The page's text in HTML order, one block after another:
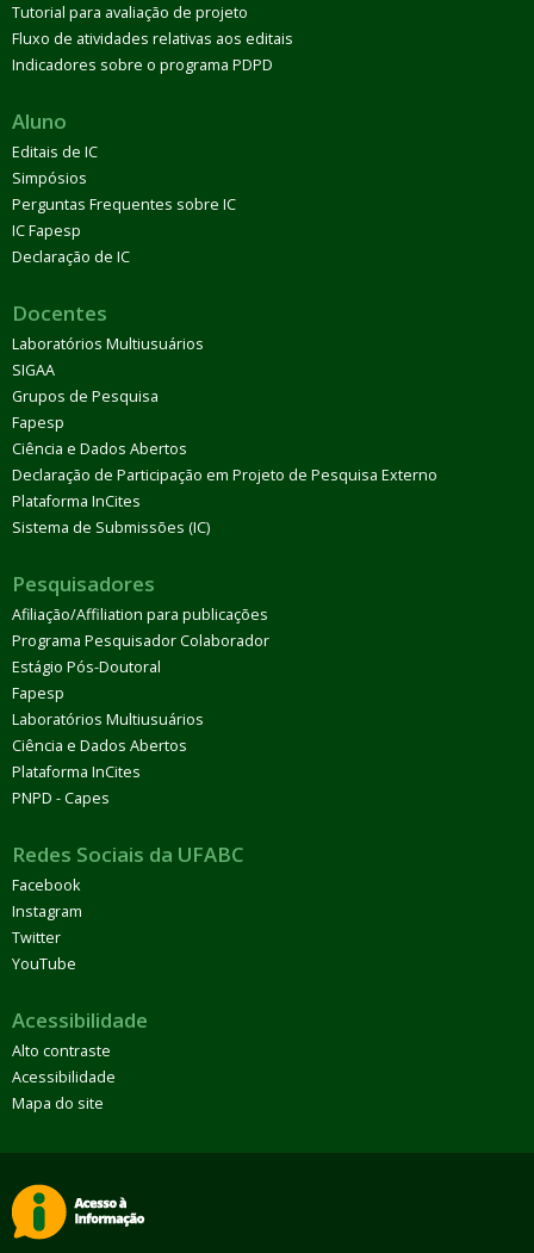
Tutorial para avaliação de projeto
Fluxo de atividades relativas aos editais
Indicadores sobre o programa PDPD
Aluno
Editais de IC
Simpósios
Perguntas Frequentes sobre IC
IC Fapesp
Declaração de IC
Docentes
Laboratórios Multiusuários
SIGAA
Grupos de Pesquisa
Fapesp
Ciência e Dados Abertos
Declaração de Participação em Projeto de Pesquisa Externo
Plataforma InCites
Sistema de Submissões (IC)
Pesquisadores
Afiliação/Affiliation para publicações
Programa Pesquisador Colaborador
Estágio Pós-Doutoral
Fapesp
Laboratórios Multiusuários
Ciência e Dados Abertos
Plataforma InCites
PNPD - Capes
Redes Sociais da UFABC
Facebook
Instagram
Twitter
YouTube
Acessibilidade
Alto contraste
Acessibilidade
Mapa do site